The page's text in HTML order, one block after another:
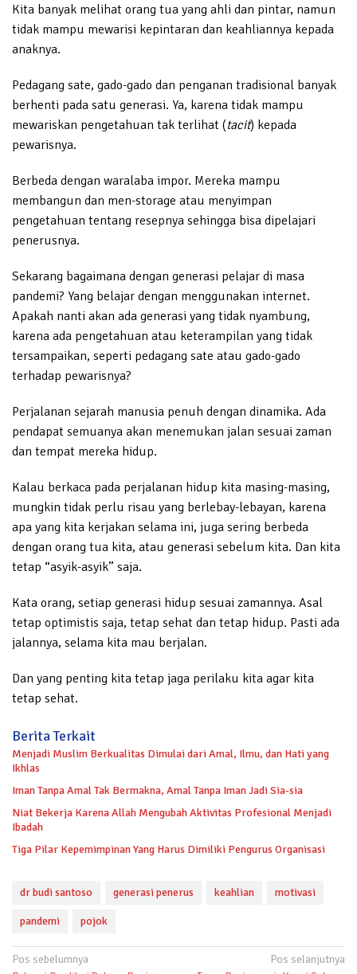
Kita banyak melihat orang tua yang ahli dan pintar, namun
tidak mampu mewarisi kepintaran dan keahliannya kepada
anaknya.
Pedagang sate, gado-gado dan penganan tradisional banyak
berhenti pada satu generasi. Ya, karena tidak mampu
mewariskan pengetahuan tak terlihat (tacit) kepada
pewarisnya.
Berbeda dengan waralaba impor. Mereka mampu
membangun dan men-storage atau menyimpan
pengetahuan tentang resepnya sehingga bisa dipelajari
penerusnya.
Sekarang bagaimana dengan generasi pelajar di masa
pandemi? Yang belajar dengan menggunakan internet.
Apakah nanti akan ada generasi yang tidak nyambung,
karena ada pengetahuan atau keterampilan yang tidak
tersampaikan, seperti pedagang sate atau gado-gado
terhadap pewarisnya?
Perjalanan sejarah manusia penuh dengan dinamika. Ada
pendapat semuanya akan menemukan jalan sesuai zaman
dan tempat mereka hidup.
Kalau berkaca pada perjalanan hidup kita masing-masing,
mungkin tidak perlu risau yang berlebay-lebayan, karena
apa yang kita kerjakan selama ini, juga sering berbeda
dengan orang tua kita, atau generasi sebelum kita. Dan kita
tetap “asyik-asyik” saja.
Kata orang, setiap generasi hidup sesuai zamannya. Asal
tetap optimistis saja, tetap sehat dan tetap hidup. Pasti ada
jalannya, selama kita mau berjalan.
Dan yang penting kita tetap jaga perilaku kita agar kita
tetap sehat.
Berita Terkait
Menjadi Muslim Berkualitas Dimulai dari Amal, Ilmu, dan Hati yang
Ikhlas
Iman Tanpa Amal Tak Bermakna, Amal Tanpa Iman Jadi Sia-sia
Niat Bekerja Karena Allah Mengubah Aktivitas Profesional Menjadi
Ibadah
Tiga Pilar Kepemimpinan Yang Harus Dimiliki Pengurus Organisasi
dr budi santoso generasi penerus keahlian motivasi
pandemi pojok
Navigasi
Pos sebelumnya
Pos selanjutnya